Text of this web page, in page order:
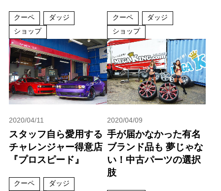
クーペ
ダッジ
ショップ
クーペ
ダッジ
ショップ
2020/04/11
スタッフ自ら愛用する
チャレンジャー得意店
『プロスピード』
クーペ
ダッジ
2020/04/09
手が届かなかった有名
ブランド品も 夢じゃな
い！中古パーツの選択
肢